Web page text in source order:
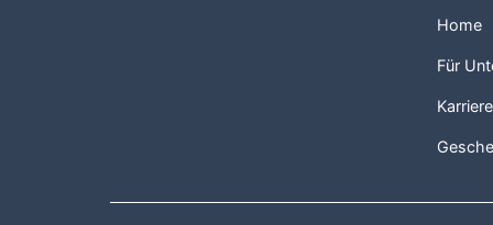
Home
Für
Karriere